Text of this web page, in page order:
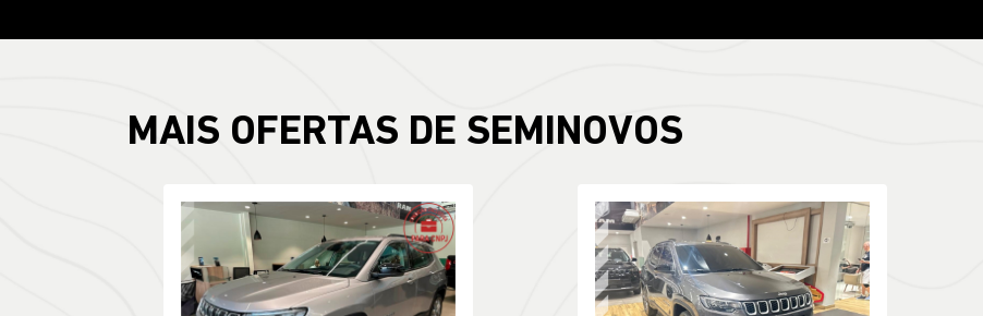
MAIS OFERTAS DE SEMINOVOS